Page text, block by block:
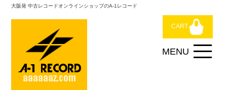
大阪発 中古レコードオンラインショップのA-1レコード
CART